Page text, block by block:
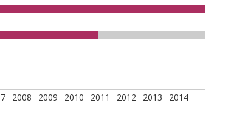
2008 2009 2010 2011 2012 2013
2014